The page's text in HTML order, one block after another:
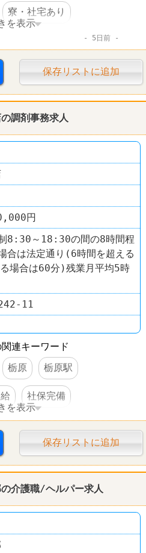
寮・社宅あり
を表示
5日前
保存リストに追加
調剤事務求人
円
8:30～18:30の間の8時間程
合は法定通り(6時間を超える
場合は60分)残業月平均5時
11
連キーワード
栃原 栃原駅
社保完備
を表示
保存リストに追加
介護職/ヘルパー求人